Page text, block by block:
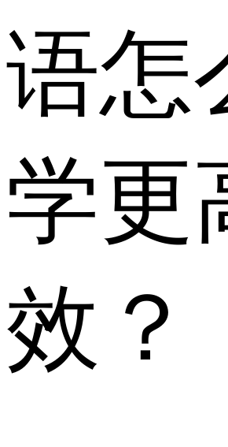
语怎
学更
效？